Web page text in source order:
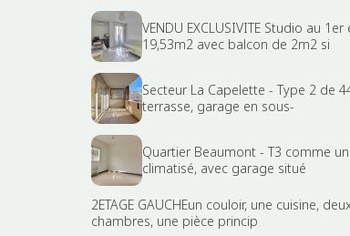
VENDU EXCLUSIVITE Studio au
19,53m2 avec balcon de 2m2 si
Secteur La Capelette - Type 2 de
terrasse, garage en sous-
Quartier Beaumont - T3 comme
climatisé, avec garage situé
2ETAGE GAUCHEun couloir, une cuisine,
chambres, une pièce princip